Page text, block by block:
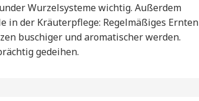
Wurzelsysteme wichtig. Außerdem
in der Kräuterpflege: Regelmäßiges Ernten
buschiger und aromatischer werden.
gedeihen.